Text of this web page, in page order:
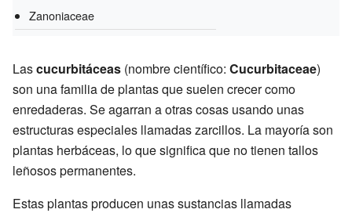
Zanoniaceae
Lascucurbitáceas (nombre científico: Cucurbitaceae)
son una familia de plantas que suelen crecer como
enredaderas. Se agarran a otras cosas usando unas
estructuras especiales llamadas zarcillos. La mayoría son
plantas herbáceas, lo que significa que no tienen tallos
leñosos permanentes.
Estas plantas producen unas sustancias llamadas